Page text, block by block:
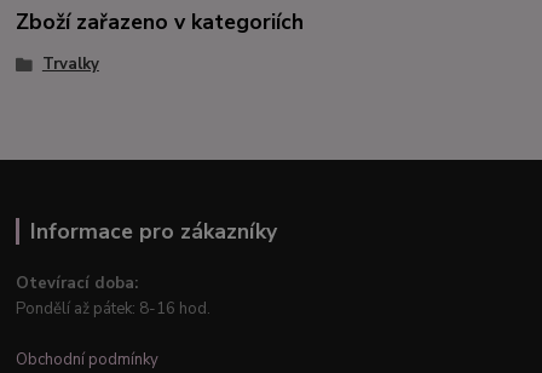
Zboží zařazeno v kategoriích
Trvalky
Informace pro zákazníky
Otevírací doba:
Pondělí až pátek: 8-16 hod.
Obchodní podmínky